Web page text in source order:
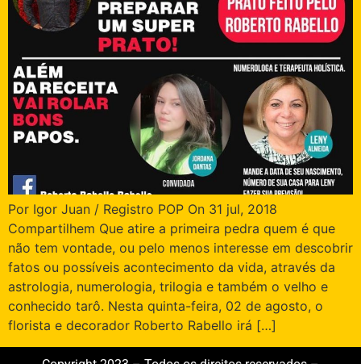
Por Igor Juan / Registro POP On 31 jul, 2018
Compartilhem Que atire a primeira pedra quem é que
não tem vontade, ou pelo menos interesse em descobrir
fatos ou possíveis acontecimento da vida, através da
astrologia, numerologia, trilogia e também o velho e
conhecido tarô. Nesta quinta-feira, 02 de agosto, o
florista e decorador Roberto Rabello irá […]